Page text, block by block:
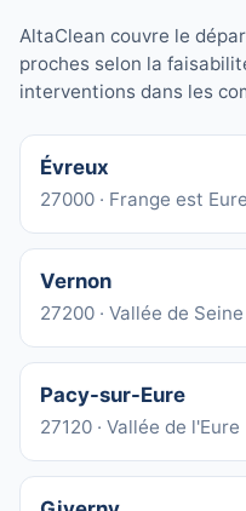
AltaClean couvre le
proches selon la
interventions dans les
Évreux
27000 · Frange est Eure
Vernon
27200 · Vallée de
Pacy-sur-Eure
27120 · Vallée de l'Eure